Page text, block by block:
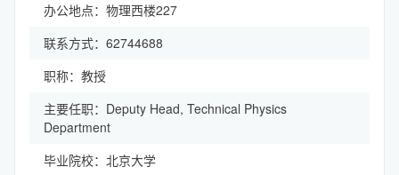
办公地点：物理西楼227
联系方式：62744688
职称：教授
主要任职：Deputy Head, Technical Physics
Department
毕业院校：北京大学